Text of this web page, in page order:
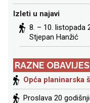
Izleti u najavi
8. – 10. listopada
Stjepan Hanžić
RAZNE
Opća planinarska
Proslava 20